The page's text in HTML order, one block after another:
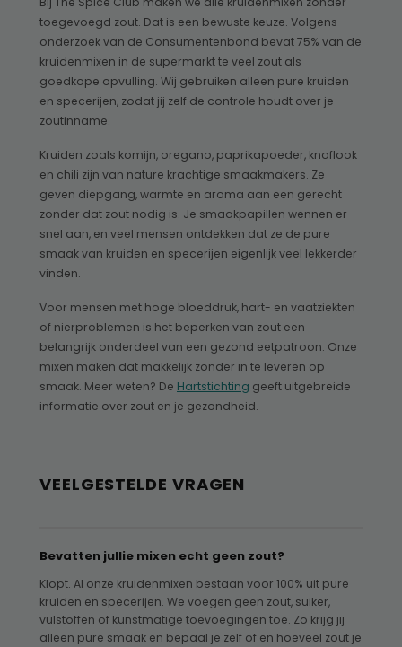
toegevoegd zout. Dat is een bewuste keuze. Volgens
onderzoek van de Consumentenbond bevat 75% van de
kruidenmixen in de supermarkt te veel zout als
goedkope opvulling. Wij gebruiken alleen pure kruiden
en specerijen, zodat jij zelf de controle houdt over je
zoutinname.
Kruiden zoals komijn, oregano, paprikapoeder, knoflook
en chili zijn van nature krachtige smaakmakers. Ze
geven diepgang, warmte en aroma aan een gerecht
zonder dat zout nodig is. Je smaakpapillen wennen er
snel aan, en veel mensen ontdekken dat ze de pure
smaak van kruiden en specerijen eigenlijk veel lekkerder
vinden.
Voor mensen met hoge bloeddruk, hart- en vaatziekten
of nierproblemen is het beperken van zout een
belangrijk onderdeel van een gezond eetpatroon. Onze
mixen maken dat makkelijk zonder in te leveren op
smaak. Meer weten? De Hartstichting geeft uitgebreide
informatie over zout en je gezondheid.
VEELGESTELDE VRAGEN
Bevatten jullie mixen echt geen zout?
Klopt. Al onze kruidenmixen bestaan voor 100% uit pure
kruiden en specerijen. We voegen geen zout, suiker,
vulstoffen of kunstmatige toevoegingen toe. Zo krijg jij
alleen pure smaak en bepaal je zelf of en hoeveel zout je